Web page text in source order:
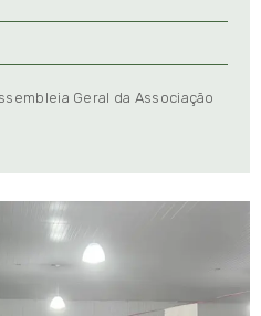
Geral da Associação